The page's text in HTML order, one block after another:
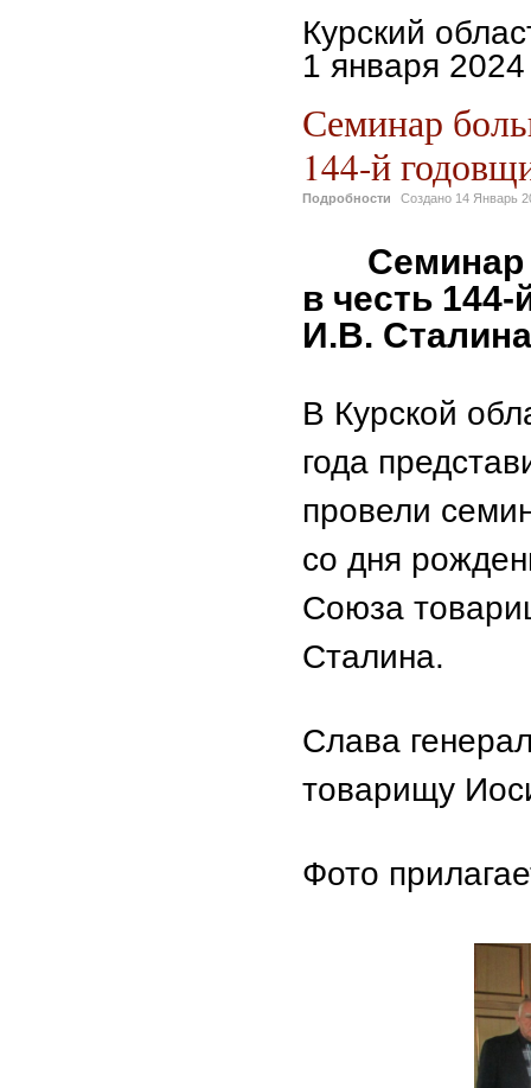
Курский
1 января 2024
Семинар
144-й
Подробности Создано 14 Январь
в честь
И.В.
В Курской
года
провели
со дня
Союза
Сталина.
Слава
товарищу
Фото